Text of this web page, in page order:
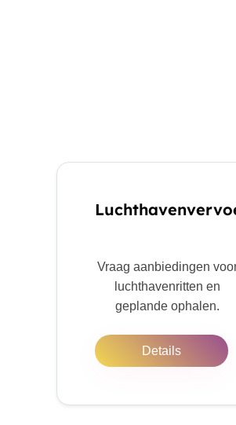
Vraag aanbiedingen
luchthavenritten en
geplande ophalen.
Details